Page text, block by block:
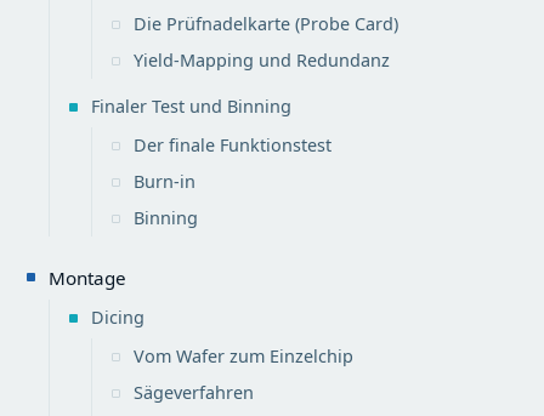
Die Prüfnadelkarte (Probe Card)
Yield-Mapping und Redundanz
Finaler Test und Binning
Der finale Funktionstest
Burn-in
Binning
Montage
Dicing
Vom Wafer zum Einzelchip
Sägeverfahren